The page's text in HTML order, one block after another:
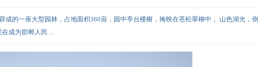
的一座大型园林，占地面积360亩，园中亭台楼榭，掩映在苍松翠柳中， 山色湖光，倒
成为邯郸人民 ...